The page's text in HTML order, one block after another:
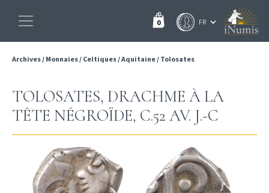
0
Archives/ Monnaies/ Celtiques/Aquitaine/ Tolosates
TOLOSATES, DRACHME À LA
TÊTE NÉGROÏDE, C.52 AV. J.-C